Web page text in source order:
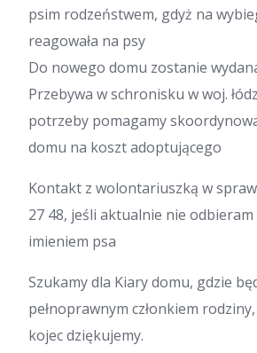
psim rodzeństwem, gdyż na
reagowała na psy
Do nowego domu zostanie
Przebywa w schronisku w woj.
potrzeby pomagamy
domu na koszt adoptującego
Kontakt z wolontariuszką w
27 48, jeśli aktualnie nie
imieniem psa
Szukamy dla Kiary domu, gdzie
pełnoprawnym członkiem
kojec dziękujemy.